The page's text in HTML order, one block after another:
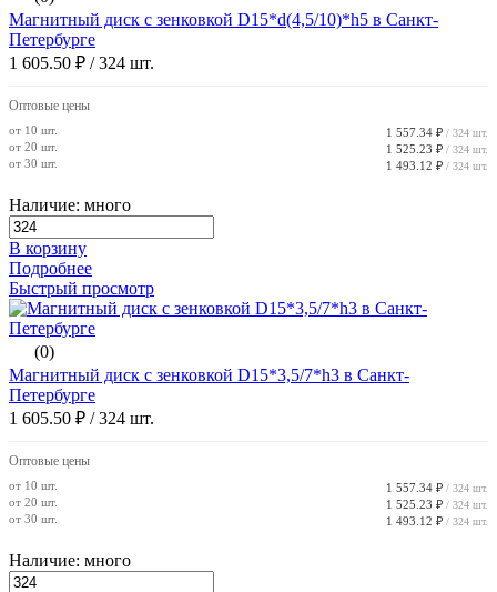
Магнитный диск с зенковкой D15*d(4,5/10)*h5 в Санкт-
Петербурге
1 605.50 ₽ / 324 шт.
Оптовые цены
от 10 шт. 1 557.34 ₽ / 324 шт.
от 20 шт. 1 525.23 ₽ / 324 шт.
от 30 шт. 1 493.12 ₽ / 324 шт.
Наличие: много
В корзину
Подробнее
Быстрый просмотр
(0)
Магнитный диск с зенковкой D15*3,5/7*h3 в Санкт-
Петербурге
1 605.50 ₽ / 324 шт.
Оптовые цены
от 10 шт. 1 557.34 ₽ / 324 шт.
от 20 шт. 1 525.23 ₽ / 324 шт.
от 30 шт. 1 493.12 ₽ / 324 шт.
Наличие: много